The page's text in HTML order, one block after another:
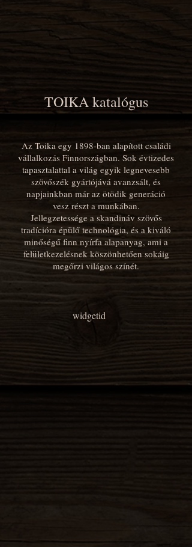
TOIKA katalógus
Az Toika egy 1898-ban alapított családi
vállalkozás Finnországban. Sok évtizedes
tapasztalattal a világ egyik legnevesebb
szövőszék gyártójává avanzsált, és
napjainkban már az ötödik generáció
vesz részt a munkában.
Jellegzetessége a skandináv szövős
tradícióra épülő technológia, és a kiváló
minőségű finn nyírfa alapanyag, ami a
felületkezelésnek köszönhetően sokáig
megőrzi világos színét.
widgetid